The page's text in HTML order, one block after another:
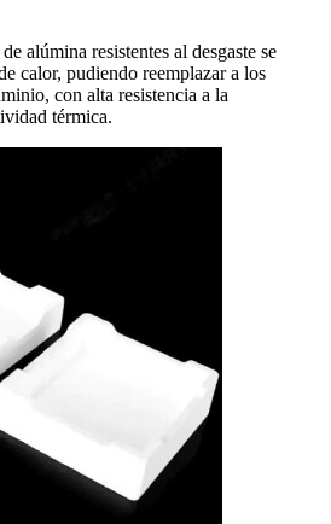
alúmina resistentes al desgaste se
calor, pudiendo reemplazar a los
con alta resistencia a la
térmica.